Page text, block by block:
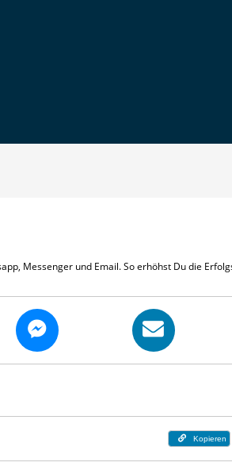
Messenger und Email. So erhöhst Du die
Kopieren